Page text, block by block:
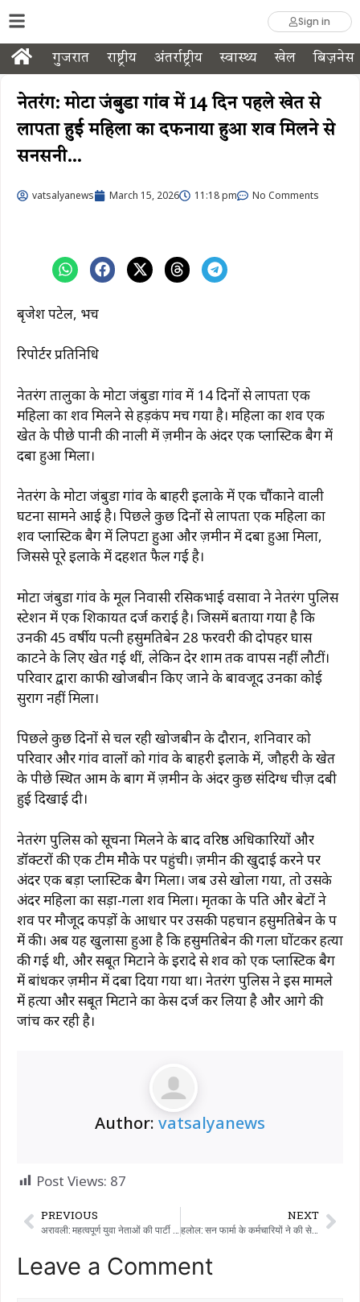
Sign in
गुजरात राष्ट्रीय अंतर्राष्ट्रीय स्वास्थ्य खेल बिज़नेस
नेतरंग: मोटा जंबुडा गांव में 14 दिन पहले खेत से
लापता हुई महिला का दफनाया हुआ शव मिलने से
सनसनी…
vatsalyanews March 15, 2026 11:18 pm No Comments
बृजेश पटेल, भरूच
रिपोर्टर प्रतिनिधि
नेतरंग तालुका के मोटा जंबुडा गांव में 14 दिनों से लापता एक
महिला का शव मिलने से हड़कंप मच गया है। महिला का शव एक
खेत के पीछे पानी की नाली में ज़मीन के अंदर एक प्लास्टिक बैग में
दबा हुआ मिला।
नेतरंग के मोटा जंबुडा गांव के बाहरी इलाके में एक चौंकाने वाली
घटना सामने आई है। पिछले कुछ दिनों से लापता एक महिला का
शव प्लास्टिक बैग में लिपटा हुआ और ज़मीन में दबा हुआ मिला,
जिससे पूरे इलाके में दहशत फैल गई है।
मोटा जंबुडा गांव के मूल निवासी रसिकभाई वसावा ने नेतरंग पुलिस
स्टेशन में एक शिकायत दर्ज कराई है। जिसमें बताया गया है कि
उनकी 45 वर्षीय पत्नी हसुमतिबेन 28 फरवरी की दोपहर घास
काटने के लिए खेत गई थीं, लेकिन देर शाम तक वापस नहीं लौटीं।
परिवार द्वारा काफी खोजबीन किए जाने के बावजूद उनका कोई
सुराग नहीं मिला।
पिछले कुछ दिनों से चल रही खोजबीन के दौरान, शनिवार को
परिवार और गांव वालों को गांव के बाहरी इलाके में, जौहरी के खेत
के पीछे स्थित आम के बाग में ज़मीन के अंदर कुछ संदिग्ध चीज़ दबी
हुई दिखाई दी।
नेतरंग पुलिस को सूचना मिलने के बाद वरिष्ठ अधिकारियों और
डॉक्टरों की एक टीम मौके पर पहुंची। ज़मीन की खुदाई करने पर
अंदर एक बड़ा प्लास्टिक बैग मिला। जब उसे खोला गया, तो उसके
अंदर महिला का सड़ा-गला शव मिला। मृतका के पति और बेटों ने
शव पर मौजूद कपड़ों के आधार पर उसकी पहचान हसुमतिबेन के रूप
में की। अब यह खुलासा हुआ है कि हसुमतिबेन की गला घोंटकर हत्या
की गई थी, और सबूत मिटाने के इरादे से शव को एक प्लास्टिक बैग
में बांधकर ज़मीन में दबा दिया गया था। नेतरंग पुलिस ने इस मामले
में हत्या और सबूत मिटाने का केस दर्ज कर लिया है और आगे की
जांच कर रही है।
Author: vatsalyanews
Post Views: 87
PREVIOUS NEXT
हलोल: सन फार्मा के कर्मचारियों ने की सेवा, अनाथ स्कूली बच्चों को बांटी पानी की बोतलें।
Leave a Comment